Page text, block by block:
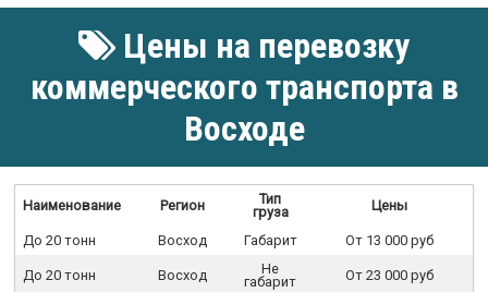
Цены на перевозку
коммерческого транспорта в
Восходе
Наименование Регион
Тип
груза
Цены
До 20 тонн Восход Габарит От 13 000 руб
До 20 тонн Восход
Не
габарит
От 23 000 руб